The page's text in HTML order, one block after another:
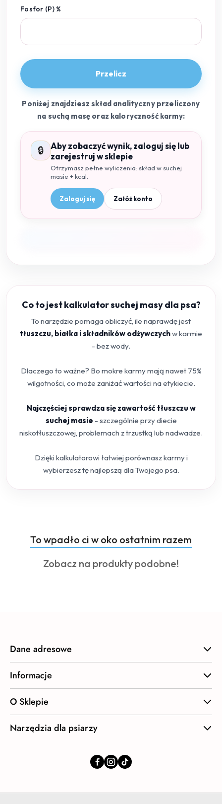
Fosfor (P) %
Przelicz
Poniżej znajdziesz skład analityczny przeliczony
na suchą masę oraz kaloryczność karmy:
🔒
Aby zobaczyć wynik, zaloguj się lub
zarejestruj w sklepie
Otrzymasz pełne wyliczenia: skład w suchej
masie + kcal.
Zaloguj się Załóż konto
Co to jest kalkulator suchej masy dla psa?
To narzędzie pomaga obliczyć, ile naprawdę jest
tłuszczu, białka i składników odżywczychw karmie
- bez wody.
Dlaczego to ważne? Bo mokre karmy mają nawet 75%
wilgotności, co może zaniżać wartości na etykiecie.
Najczęściej sprawdza się zawartość tłuszczu w
suchej masie - szczególnie przy diecie
niskotłuszczowej, problemach z trzustką lub nadwadze.
Dzięki kalkulatorowi łatwiej porównasz karmy i
wybierzesz tę najlepszą dla Twojego psa.
Pomiń karuzelę produktów
Produkty
o
statusie:
To wpadło ci w oko ostatnim razem
Produkty
Zobacz na produkty podobne!
Dane adresowe
Informacje
O Sklepie
Narzędzia dla psiarzy